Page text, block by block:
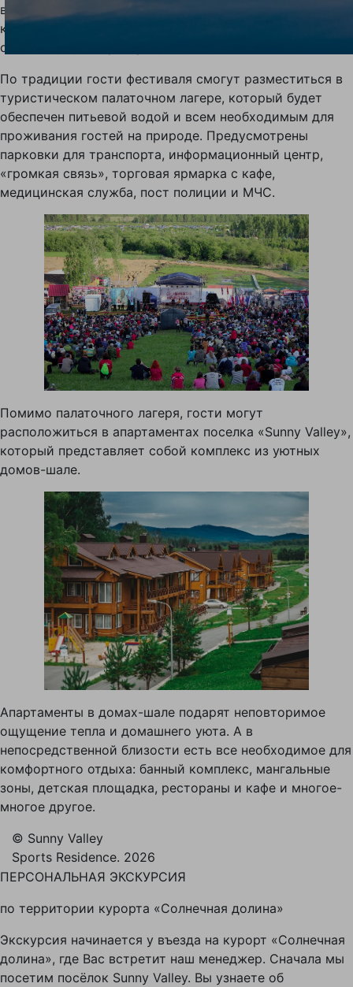
в городе Сатка 30 июня на площади ДК «Магнезит»,
который состоится при поддержке группы Магнезит,
официального партнера Фонда Олега Митяева.
По традиции гости фестиваля смогут разместиться в
туристическом палаточном лагере, который будет
обеспечен питьевой водой и всем необходимым для
проживания гостей на природе. Предусмотрены
парковки для транспорта, информационный центр,
«громкая связь», торговая ярмарка с кафе,
медицинская служба, пост полиции и МЧС.
Помимо палаточного лагеря, гости могут
расположиться в апартаментах поселка «Sunny Valley»,
который представляет собой комплекс из уютных
домов-шале.
Апартаменты в домах-шале подарят неповторимое
ощущение тепла и домашнего уюта. А в
непосредственной близости есть все необходимое для
комфортного отдыха: банный комплекс, мангальные
зоны, детская площадка, рестораны и кафе и многое-
многое другое.
© Sunny Valley
Sports Residence. 2026
ПЕРСОНАЛЬНАЯ ЭКСКУРСИЯ
по территории курорта «Солнечная долина»
Экскурсия начинается у въезда на курорт «Солнечная
долина», где Вас встретит наш менеджер. Сначала мы
посетим посёлок Sunny Valley. Вы узнаете об